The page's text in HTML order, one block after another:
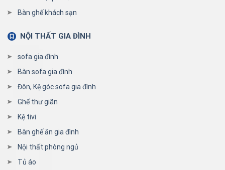
Bàn ghế khách sạn
NỘI THẤT GIA ĐÌNH
sofa gia đình
Bàn sofa gia đình
Đôn, Kệ góc sofa gia đình
Ghế thư giãn
Kệ tivi
Bàn ghế ăn gia đình
Nội thất phòng ngủ
Tủ áo